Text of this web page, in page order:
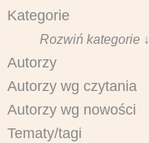
Kategorie
Rozwiń kategorie ↓
Autorzy
Autorzy wg czytania
Autorzy wg nowości
Tematy/tagi